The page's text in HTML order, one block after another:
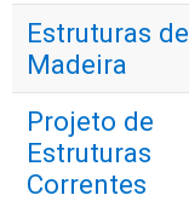
Estruturas de
Madeira
Projeto de
Estruturas
Correntes